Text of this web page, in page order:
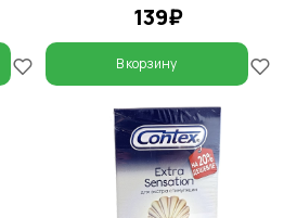
139₽
В корзину